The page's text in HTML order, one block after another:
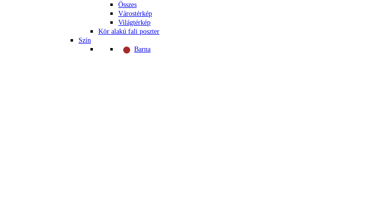
Összes
Várostérkép
Világtérkép
Kör alakú fali poszter
Szín
Barna